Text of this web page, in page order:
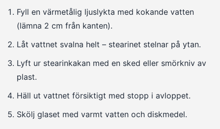
Fyll en värmetålig ljuslykta med kokande vatten
(lämna 2 cm från kanten).
Låt vattnet svalna helt – stearinet stelnar på ytan.
Lyft ur stearinkakan med en sked eller smörkniv av
plast.
Häll ut vattnet försiktigt med stopp i avloppet.
Skölj glaset med varmt vatten och diskmedel.